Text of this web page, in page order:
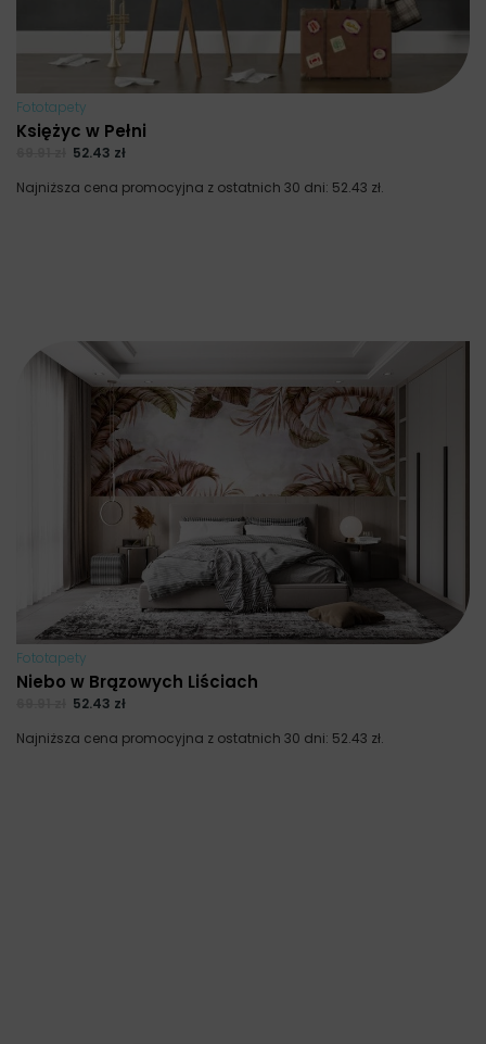
Fototapety
Księżyc w Pełni
52.43 zł
Najniższa cena promocyjna z ostatnich 30 dni: 52.43 zł.
Fototapety
Niebo w Brązowych Liściach
52.43 zł
Najniższa cena promocyjna z ostatnich 30 dni: 52.43 zł.